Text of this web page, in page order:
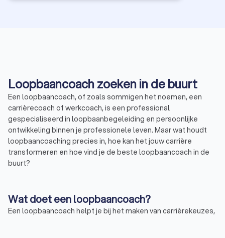
Loopbaancoach zoeken in de buurt
Een loopbaancoach, of zoals sommigen het noemen, een
carrièrecoach of werkcoach, is een professional
gespecialiseerd in loopbaanbegeleiding en persoonlijke
ontwikkeling binnen je professionele leven. Maar wat houdt
loopbaancoaching precies in, hoe kan het jouw carrière
transformeren en hoe vind je de beste loopbaancoach in de
buurt?
Wat doet een loopbaancoach?
Een loopbaancoach helpt je bij het maken van carrièrekeuzes,